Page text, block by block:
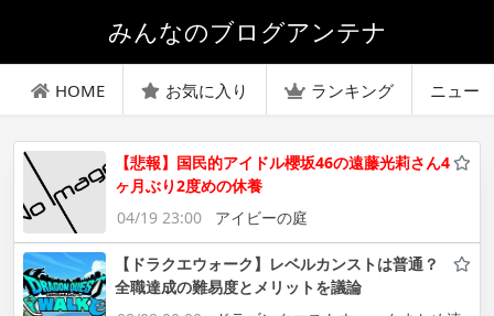
みんなのブログアンテナ
HOME お気に入り ランキング ニュー
【悲報】国民的アイドル櫻坂46の遠藤光莉さん4
ヶ月ぶり2度めの休養
04/19 23:00
アイビーの庭
【ドラクエウォーク】レベルカンストは普通？
全職達成の難易度とメリットを議論